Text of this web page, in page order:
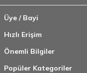
Üye / Bayi
Hızlı Erişim
Önemli Bilgiler
Popüler Kategoriler